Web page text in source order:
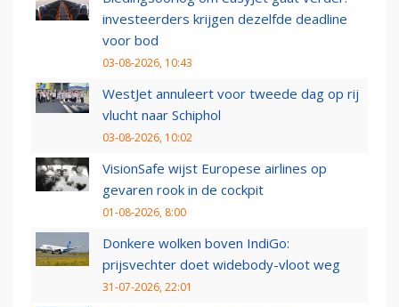
investeerders krijgen dezelfde deadline
voor bod
03-08-2026, 10:43
WestJet annuleert voor tweede dag op rij
vlucht naar Schiphol
03-08-2026, 10:02
VisionSafe wijst Europese airlines op
gevaren rook in de cockpit
01-08-2026, 8:00
Donkere wolken boven IndiGo:
prijsvechter doet widebody-vloot weg
31-07-2026, 22:01